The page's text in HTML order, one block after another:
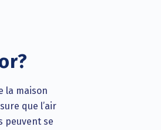
la maison
que l’air
peuvent se